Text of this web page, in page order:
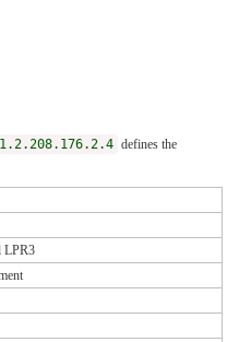
defines the
LPR3